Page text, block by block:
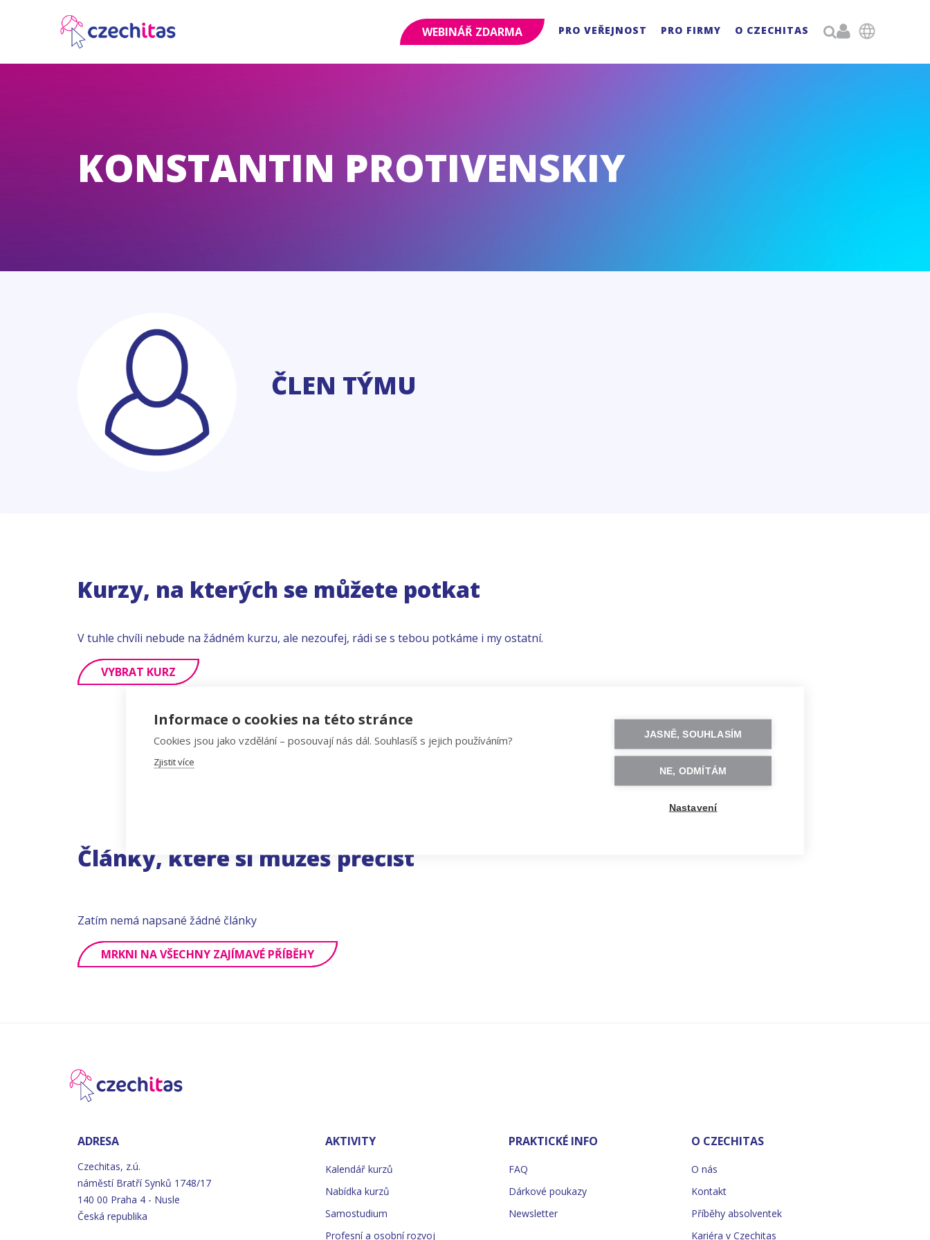
WEBINÁŘ ZDARMA PRO VEŘEJNOST PRO FIRMY O CZECHITAS 
KONSTANTIN PROTIVENSKIY
ČLEN TÝMU
Kurzy, na kterých se můžete potkat
V tuhle chvíli nebude na žádném kurzu, ale nezoufej, rádi se s tebou potkáme i my ostatní.
VYBRAT KURZ
Články, které si můžeš přečíst
Zatím nemá napsané žádné články
MRKNI NA VŠECHNY ZAJÍMAVÉ PŘÍBĚHY
ADRESA
Czechitas, z.ú.
náměstí Bratří Synků 1748/17
140 00 Praha 4 - Nusle
Česká republika
AKTIVITY
Kalendář kurzů
Nabídka kurzů
Samostudium
Profesní a osobní rozvoj
PRAKTICKÉ INFO
FAQ
Dárkové poukazy
Newsletter
O CZECHITAS
O nás
Kontakt
Příběhy absolventek
Kariéra v Czechitas
Informace o cookies na této stránce
Cookies jsou jako vzdělání – posouvají nás dál. Souhlasíš s jejich používáním?
Zjistit více
JASNĚ, SOUHLASÍM
NE, ODMÍTÁM
Nastavení